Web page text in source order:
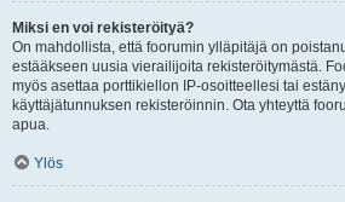
Miksi en voi rekisteröityä?
On mahdollista, että foorumin ylläpitäjä on
estääkseen uusia vierailijoita rekisteröitymästä.
myös asettaa porttikiellon IP-osoitteellesi tai
käyttäjätunnuksen rekisteröinnin. Ota yhteyttä
apua.
Ylös